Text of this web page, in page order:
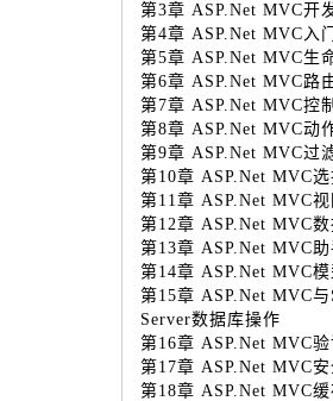
第3章 ASP.Net MVC开
第4章 ASP.Net MVC入
第5章 ASP.Net MVC生
第6章 ASP.Net MVC路
第7章 ASP.Net MVC控
第8章 ASP.Net MVC动
第9章 ASP.Net MVC过
第10章 ASP.Net MVC
第11章 ASP.Net MVC视
第12章 ASP.Net MVC数
第13章 ASP.Net MVC助
第14章 ASP.Net MVC模
第15章 ASP.Net MVC与
Server数据库操作
第16章 ASP.Net MVC验
第17章 ASP.Net MVC安
第18章 ASP.Net MVC缓